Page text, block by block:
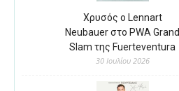
Χρυσός ο Lennart
Neubauer στο PWA Grand
Slam της Fuerteventura
30 Ιουλίου 2026